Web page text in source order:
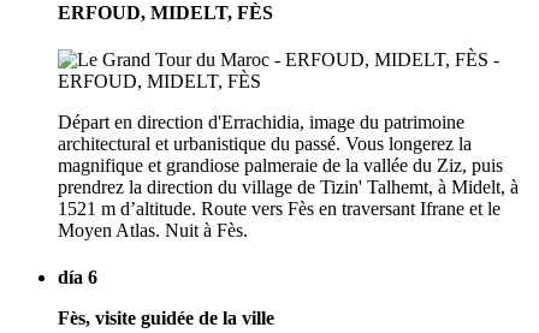
ERFOUD, MIDELT, FÈS
Départ en direction d'Errachidia, image du patrimoine
architectural et urbanistique du passé. Vous longerez la
magnifique et grandiose palmeraie de la vallée du Ziz, puis
prendrez la direction du village de Tizin' Talhemt, à Midelt, à
1521 m d’altitude. Route vers Fès en traversant Ifrane et le
Moyen Atlas. Nuit à Fès.
día 6
Fès, visite guidée de la ville